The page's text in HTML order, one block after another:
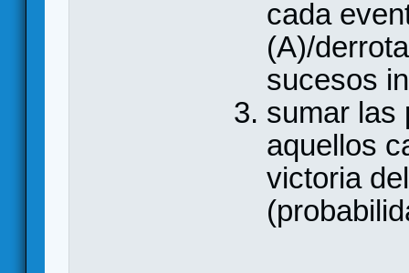
cada
(A)/
sucesos
sumar las
aquellos
victoria